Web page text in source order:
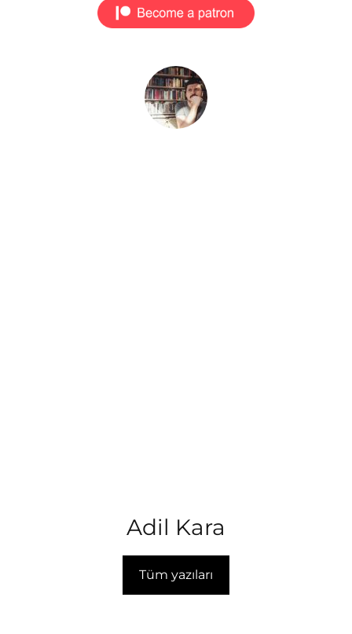
Adil Kara
Tüm yazıları